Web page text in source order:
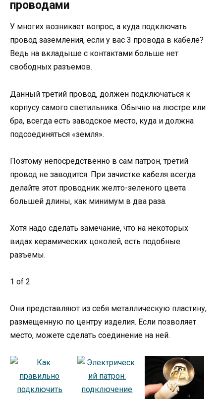
проводами
У многих возникает вопрос, а куда подключать
провод заземления, если у вас 3 провода в кабеле?
Ведь на вкладыше с контактами больше нет
свободных разъемов.
Данный третий провод, должен подключаться к
корпусу самого светильника. Обычно на люстре или
бра, всегда есть заводское место, куда и должна
подсоединяться «земля».
Поэтому непосредственно в сам патрон, третий
провод не заводится. При зачистке кабеля всегда
делайте этот проводник желто-зеленого цвета
большей длины, как минимум в два раза.
Хотя надо сделать замечание, что на некоторых
видах керамических цоколей, есть подобные
разъемы.
1 of 2
Они представляют из себя металлическую пластину,
размещенную по центру изделия. Если позволяет
место, можете сделать соединение на ней.